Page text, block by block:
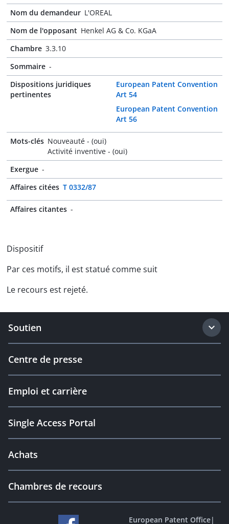
Nom du demandeur L'OREAL
Nom de l'opposant Henkel AG & Co. KGaA
Chambre 3.3.10
Sommaire -
Dispositions juridiques
pertinentes
European Patent Convention
Art 54
European Patent Convention
Art 56
Mots-clés Nouveauté - (oui)
Activité inventive - (oui)
Exergue -
Affaires citées T 0332/87
Affaires citantes -
Dispositif
Par ces motifs, il est statué comme suit
Le recours est rejeté.
Soutien
Centre de presse
Emploi et carrière
Single Access Portal
Achats
Chambres de recours
European Patent Office|